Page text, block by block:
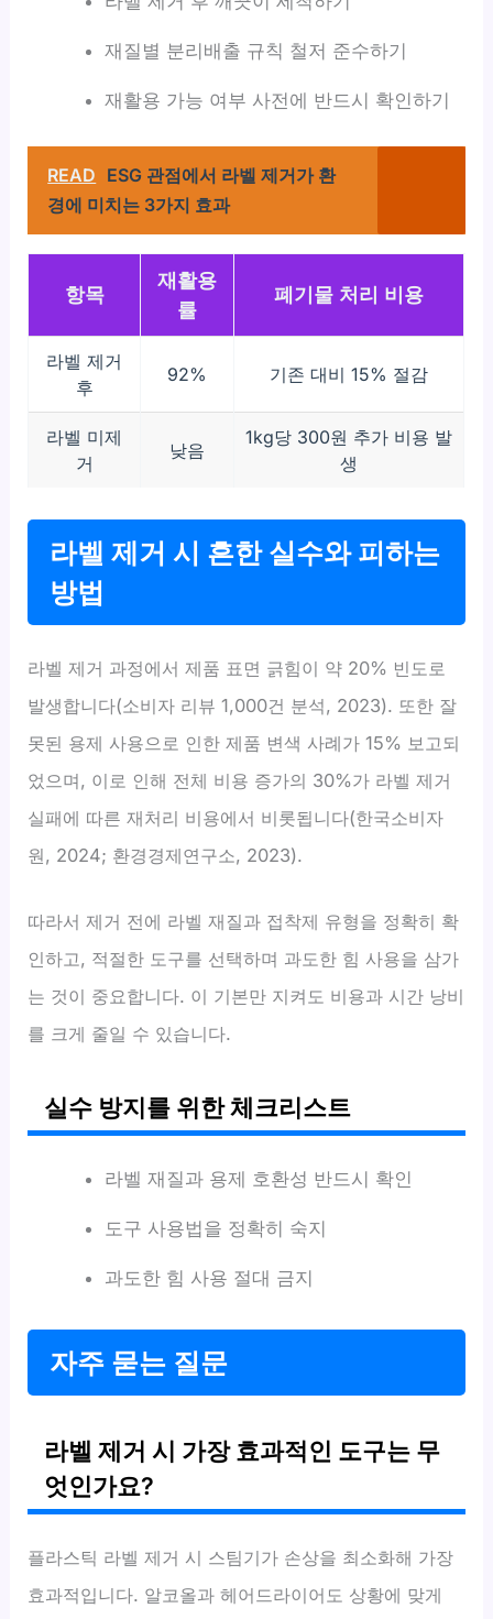
재질별 분리배출 규칙 철저 준수하기
재활용 가능 여부 사전에 반드시 확인하기
READ ESG 관점에서 라벨 제거가 환
경에 미치는 3가지 효과
항목
재활용
률
폐기물 처리 비용
라벨 제거
후
92% 기존 대비 15% 절감
라벨 미제
거
낮음
1kg당 300원 추가 비용 발
생
라벨 제거 시 흔한 실수와 피하는
방법
라벨 제거 과정에서 제품 표면 긁힘이 약 20% 빈도로
발생합니다(소비자 리뷰 1,000건 분석, 2023). 또한 잘
못된 용제 사용으로 인한 제품 변색 사례가 15% 보고되
었으며, 이로 인해 전체 비용 증가의 30%가 라벨 제거
실패에 따른 재처리 비용에서 비롯됩니다(한국소비자
원, 2024; 환경경제연구소, 2023).
따라서 제거 전에 라벨 재질과 접착제 유형을 정확히 확
인하고, 적절한 도구를 선택하며 과도한 힘 사용을 삼가
는 것이 중요합니다. 이 기본만 지켜도 비용과 시간 낭비
를 크게 줄일 수 있습니다.
실수 방지를 위한 체크리스트
라벨 재질과 용제 호환성 반드시 확인
도구 사용법을 정확히 숙지
과도한 힘 사용 절대 금지
자주 묻는 질문
라벨 제거 시 가장 효과적인 도구는 무
엇인가요?
플라스틱 라벨 제거 시 스팀기가 손상을 최소화해 가장
효과적입니다. 알코올과 헤어드라이어도 상황에 맞게